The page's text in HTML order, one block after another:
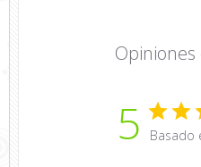
5 Basado